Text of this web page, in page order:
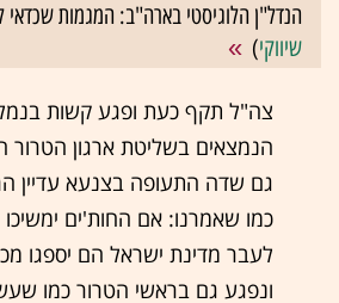
הנדל"ן הלוגיסטי בארה"ב: המגמות שכדאי
שיווקי)
צה"ל תקף כעת ופגע קשות
הנמצאים בשליטת ארגון הטרור
גם שדה התעופה בצנעא עדיין
כמו שאמרנו: אם החות'ים ימשיכו
לעבר מדינת ישראל הם יספגו
ונפגע גם בראשי הטרור כמו